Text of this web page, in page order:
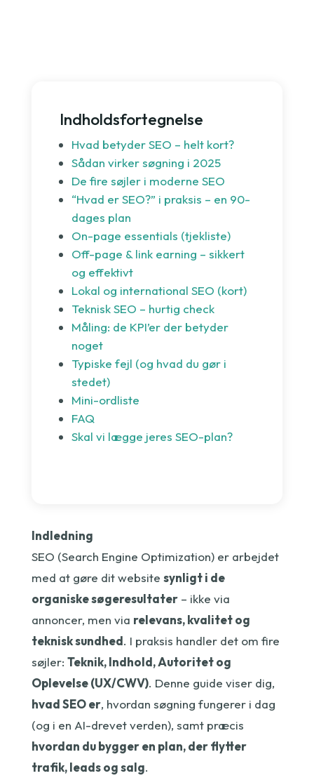
Indholdsfortegnelse
Hvad betyder SEO – helt kort?
Sådan virker søgning i 2025
De fire søjler i moderne SEO
“Hvad er SEO?” i praksis – en 90-
dages plan
On-page essentials (tjekliste)
Off-page & link earning – sikkert
og effektivt
Lokal og international SEO (kort)
Teknisk SEO – hurtig check
Måling: de KPI’er der betyder
noget
Typiske fejl (og hvad du gør i
stedet)
Mini-ordliste
FAQ
Skal vi lægge jeres SEO-plan?
Indledning
SEO (Search Engine Optimization) er arbejdet
med at gøre dit website synligt i de
organiske søgeresultater– ikke via
annoncer, men via relevans, kvalitet og
teknisk sundhed. I praksis handler det om fire
søjler: Teknik, Indhold, Autoritet og
Oplevelse (UX/CWV). Denne guide viser dig,
hvad SEO er, hvordan søgning fungerer i dag
(og i en AI-drevet verden), samt præcis
hvordan du bygger en plan, der flytter
trafik, leads og salg.